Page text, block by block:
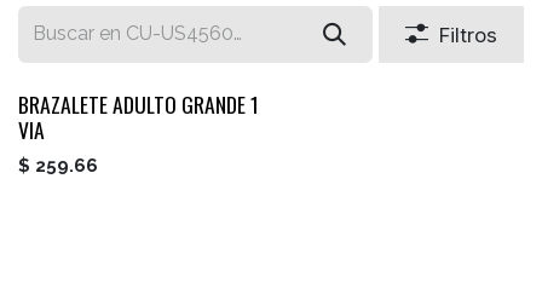
Filtros
BRAZALETE ADULTO GRANDE 1
VIA
$ 259.66